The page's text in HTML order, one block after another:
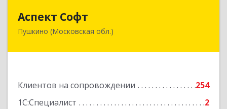
Аспект Софт
Пушкино (Московская обл.)
Клиентов на сопровождении
254
1С:Специалист
2
141205, Московская обл, Пушкинский р-н,